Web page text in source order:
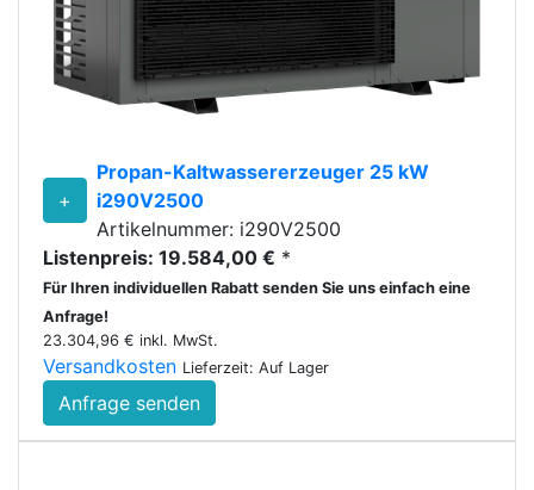
+
Propan-Kaltwassererzeuger 25 kW
i290V2500
Artikelnummer: i290V2500
Listenpreis: 19.584,00 € *
Für Ihren individuellen Rabatt senden Sie uns einfach eine
Anfrage!
23.304,96 € inkl. MwSt.
Versandkosten Lieferzeit: Auf Lager
Anfrage senden